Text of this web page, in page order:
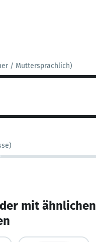
/ Muttersprachlich)
mit ähnlichen